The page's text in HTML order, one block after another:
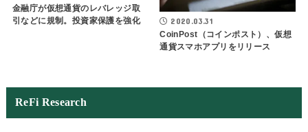
金融庁が仮想通貨のレバレッジ取
引などに規制。投資家保護を強化
2020.03.31
CoinPost（コインポスト）、仮想
通貨スマホアプリをリリース
ReFi Research